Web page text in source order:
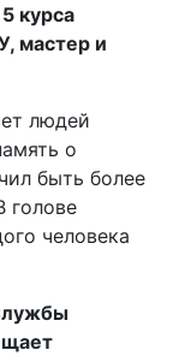
курса
мастер и
людей
о
быть более
голове
человека